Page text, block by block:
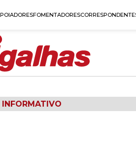
FOMENTADORES
INFORMATIVO